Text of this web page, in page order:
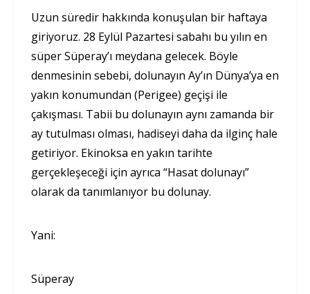
Uzun süredir hakkında konuşulan bir haftaya
giriyoruz. 28 Eylül Pazartesi sabahı bu yılın en
süper Süperay’ı meydana gelecek. Böyle
denmesinin sebebi, dolunayın Ay’ın Dünya’ya en
yakın konumundan (Perigee) geçişi ile
çakışması. Tabii bu dolunayın aynı zamanda bir
ay tutulması olması, hadiseyi daha da ilginç hale
getiriyor. Ekinoksa en yakın tarihte
gerçekleşeceği için ayrıca “Hasat dolunayı”
olarak da tanımlanıyor bu dolunay.
Yani:
Süperay